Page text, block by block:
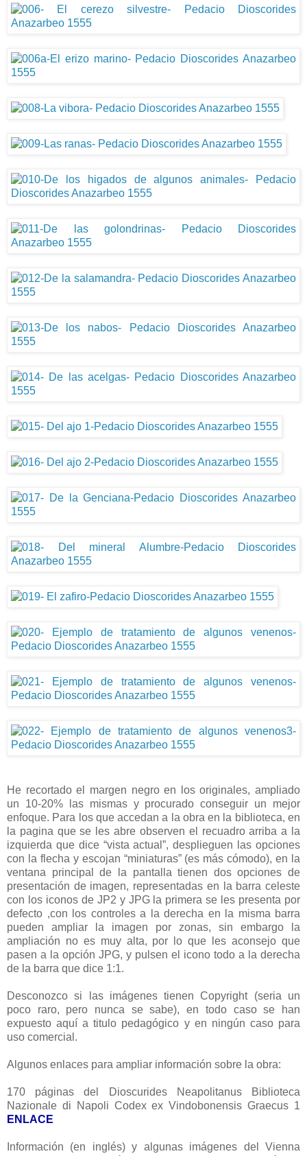
He recortado el margen negro en los originales, ampliado
un 10-20% las mismas y procurado conseguir un mejor
enfoque. Para los que accedan a la obra en la biblioteca, en
la pagina que se les abre observen el recuadro arriba a la
izquierda que dice “vista actual”, desplieguen las opciones
con la flecha y escojan “miniaturas” (es más cómodo), en la
ventana principal de la pantalla tienen dos opciones de
presentación de imagen, representadas en la barra celeste
con los iconos de JP2 y JPG la primera se les presenta por
defecto ,con los controles a la derecha en la misma barra
pueden ampliar la imagen por zonas, sin embargo la
ampliación no es muy alta, por lo que les aconsejo que
pasen a la opción JPG, y pulsen el icono todo a la derecha
de la barra que dice 1:1.
Desconozco si las imágenes tienen Copyright (seria un
poco raro, pero nunca se sabe), en todo caso se han
expuesto aquí a titulo pedagógico y en ningún caso para
uso comercial.
Algunos enlaces para ampliar información sobre la obra:
170 páginas del Dioscurides Neapolitanus Biblioteca
Nazionale di Napoli Codex ex Vindobonensis Graecus 1
ENLACE
Información (en inglés) y algunas imágenes del Vienna